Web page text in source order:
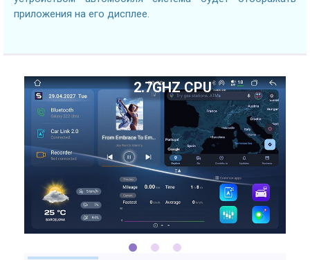
приложения на его дисплее.
2.7GHZ CPU